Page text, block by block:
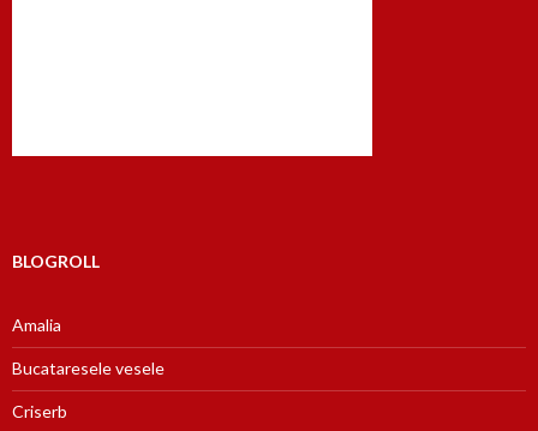
BLOGROLL
Amalia
Bucataresele vesele
Criserb